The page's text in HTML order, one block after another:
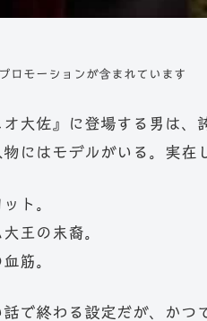
ロモーションが含まれています
大佐』に登場する男は、
にはモデルがいる。実在
ト。
王の末裔。
筋。
で終わる設定だが、かつ